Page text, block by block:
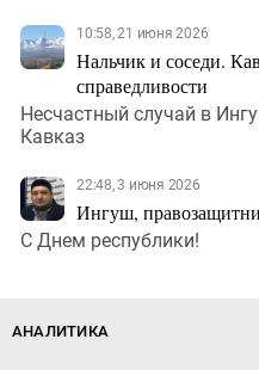
10:58, 21 июня 2026
Нальчик и соседи.
справедливости
Несчастный случай в
Кавказ
22:48, 3 июня 2026
Ингуш,
С Днем республики!
АНАЛИТИКА